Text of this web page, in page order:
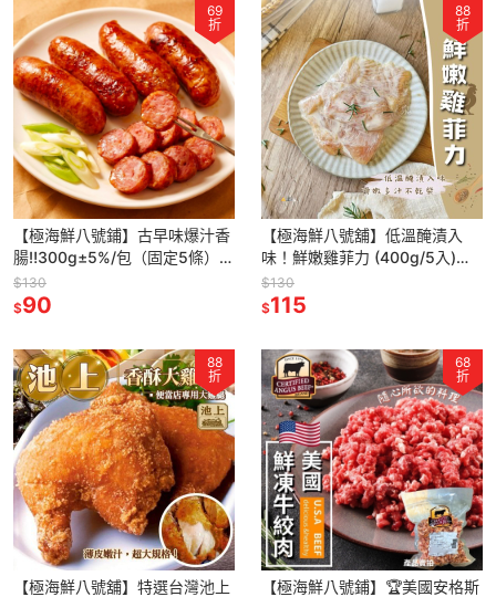
69
折
【極海鮮八號鋪】古早味爆汁香
腸‼️300g±5%/包（固定5條）🐷
採用新鮮台灣溫體豬後腿肉，加
入秘製醃料製作
$130
$90
88
折
【極海鮮八號舖】低溫醃漬入
味！鮮嫩雞菲力 (400g/5入)，
去筋去膜、滑嫩多汁不乾柴 ✨快
煎上桌，零廚藝也能出好菜
$130
$115
88
折
【極海鮮八號舖】特選台灣池上
68
折
【極海鮮八號鋪】🏆美國安格斯